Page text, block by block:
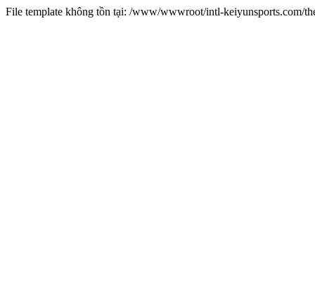
File template không tồn tại: /www/wwwroot/intl-keiyunsports.com/